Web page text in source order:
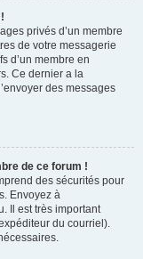
privés d’un membre
de votre messagerie
d’un membre en
Ce dernier a la
des messages
de ce forum !
des sécurités pour
Envoyez à
Il est très important
du courriel).